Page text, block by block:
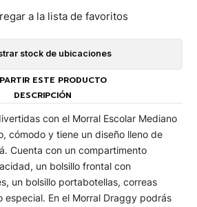
a la lista de favoritos
stock de ubicaciones
ESTE PRODUCTO
DESCRIPCIÓN
con el Morral Escolar Mediano
cómodo y tiene un diseño lleno de
Cuenta con un compartimento
un bolsillo frontal con
un bolsillo portabotellas, correas
especial. En el Morral Draggy podrás